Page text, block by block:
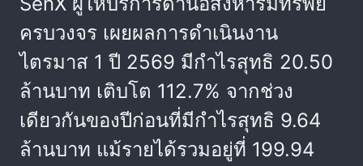
ครบวงจร เผยผลการดำเนินงาน
ไตรมาส 1 ปี 2569 มีกำไรสุทธิ 20.50
ล้านบาท เติบโต 112.7% จากช่วง
เดียวกันของปีก่อนที่มีกำไรสุทธิ 9.64
ล้านบาท แม้รายได้รวมอยู่ที่ 199.94